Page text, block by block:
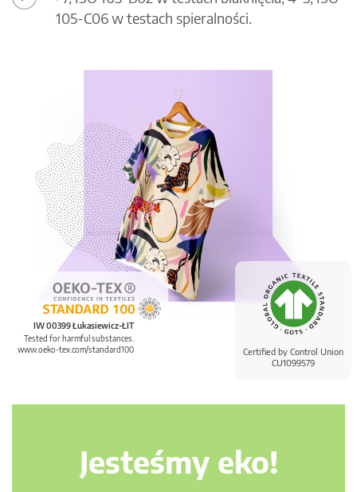
Certified by Control Union
CU1099579
IW 00399 Łukasiewicz-ŁIT
Tested for harmful substances.
www.oeko-tex.com/standard100
105-C06 w testach spieralności.
Jesteśmy eko!